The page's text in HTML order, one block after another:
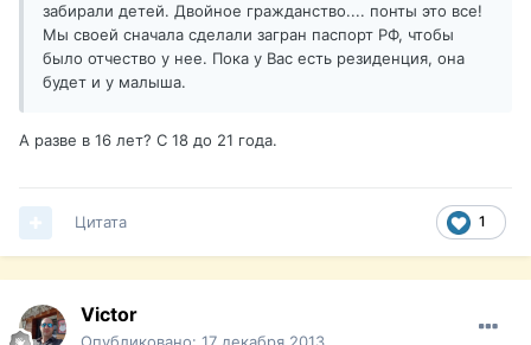
забирали детей. Двойное гражданство.... понты это все!
Мы своей сначала сделали загран паспорт РФ, чтобы
было отчество у нее. Пока у Вас есть резиденция, она
будет и у малыша.
А разве в 16 лет? С 18 до 21 года.
1
Цитата
Victor